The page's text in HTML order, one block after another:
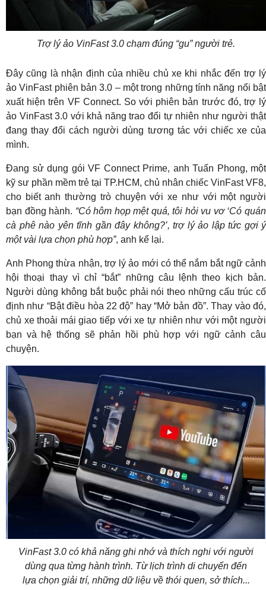
Trợ lý ảo VinFast 3.0 chạm đúng “gu” người trẻ.
Đây cũng là nhận định của nhiều chủ xe khi nhắc đến trợ lý
ảo VinFast phiên bản 3.0 – một trong những tính năng nổi bật
xuất hiện trên VF Connect. So với phiên bản trước đó, trợ lý
ảo VinFast 3.0 với khả năng trao đổi tự nhiên như người thật
đang thay đổi cách người dùng tương tác với chiếc xe của
mình.
Đang sử dụng gói VF Connect Prime, anh Tuấn Phong, một
kỹ sư phần mềm trẻ tại TP.HCM, chủ nhân chiếc VinFast VF8,
cho biết anh thường trò chuyện với xe như với một người
bạn đồng hành. “Có hôm họp mệt quá, tôi hỏi vu vơ ‘Có quán
cà phê nào yên tĩnh gần đây không?’, trợ lý ảo lập tức gợi ý
một vài lựa chọn phù hợp”, anh kể lại.
Anh Phong thừa nhận, trợ lý ảo mới có thể nắm bắt ngữ cảnh
hội thoại thay vì chỉ “bắt” những câu lệnh theo kịch bản.
Người dùng không bắt buộc phải nói theo những cấu trúc cố
định như “Bật điều hòa 22 độ” hay “Mở bản đồ”. Thay vào đó,
chủ xe thoải mái giao tiếp với xe tự nhiên như với một người
bạn và hệ thống sẽ phản hồi phù hợp với ngữ cảnh câu
chuyện.
VinFast 3.0 có khả năng ghi nhớ và thích nghi với người
dùng qua từng hành trình. Từ lịch trình di chuyển đến
lựa chọn giải trí, những dữ liệu về thói quen, sở thích...